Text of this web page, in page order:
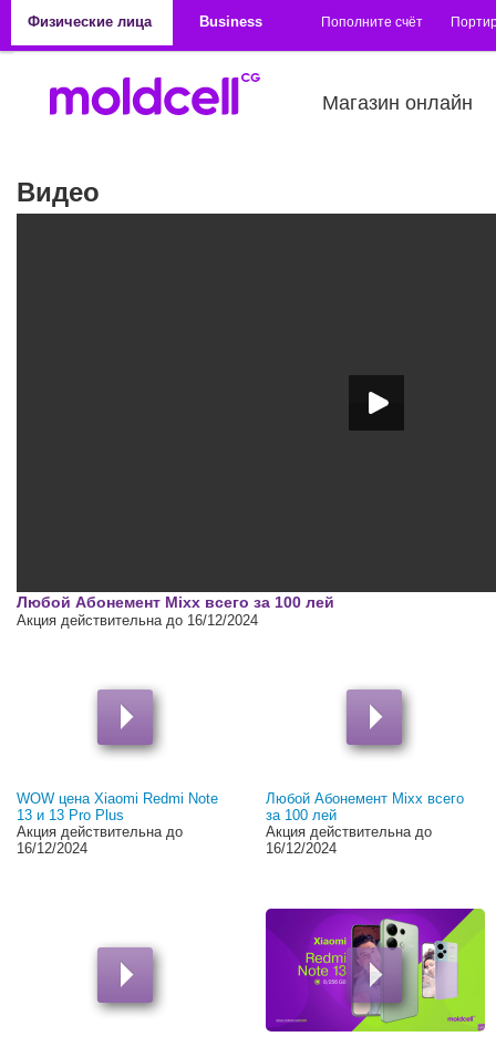
Физические лица
Business Пополните счёт
Магазин онлайн
Видео
Любой Абонемент Mixx всего за 100 лей
Акция действительна до 16/12/2024
WOW цена Xiaomi Redmi Note
13 и 13 Pro Plus
Акция действительна до
16/12/2024
Любой Абонемент Mixx всего
за 100 лей
Акция действительна до
16/12/2024